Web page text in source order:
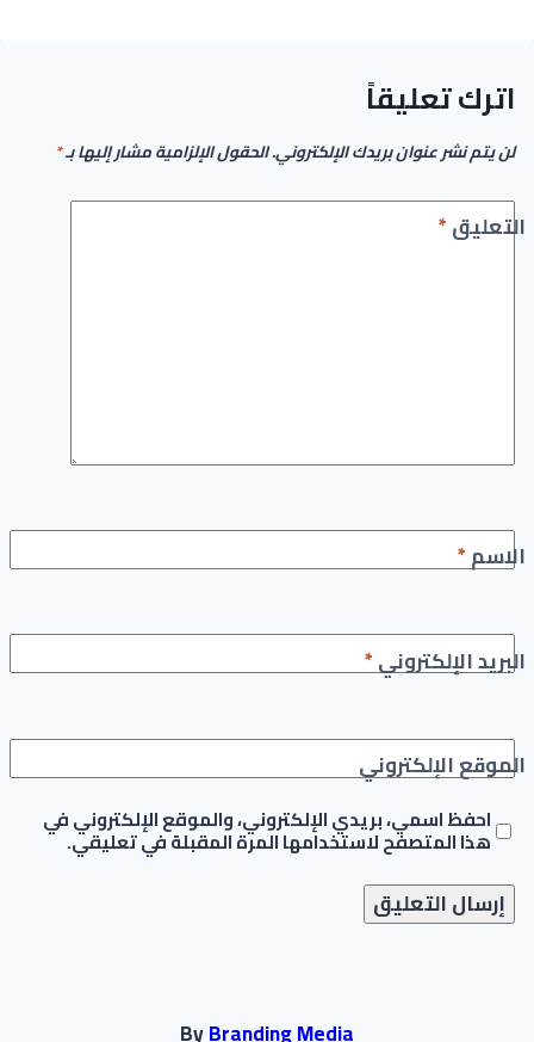
اترك تعليقاً
لن يتم نشر عنوان بريدك الإلكتروني.الحقول الإلزامية مشار إليها بـ*
التعليق*
الاسم*
البريد الإلكتروني*
الموقع الإلكتروني
احفظ اسمي، بريدي الإلكتروني، والموقع الإلكتروني في
هذا المتصفح لاستخدامها المرة المقبلة في تعليقي.
ByBranding Media